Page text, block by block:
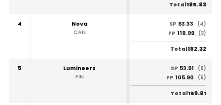
Total185.83
4
Nova
CAN
SP 63.33
(4)
FP 118.99 (3)
Total182.32
5
Lumineers
FIN
SP 53.91
(6)
FP 105.90 (5)
Total159.81